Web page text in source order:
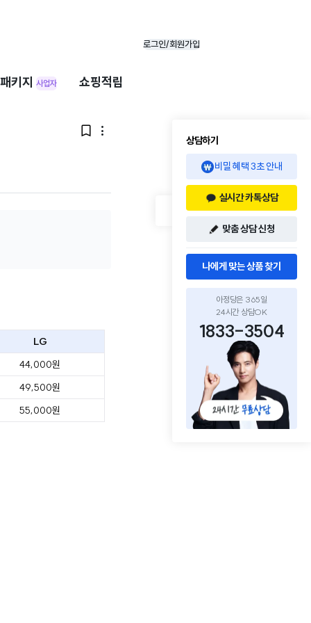
로그인/회원가입
키지 사업자 쇼핑적립
 
LG
44,000원
49,500원
55,000원
상담하기
비밀 혜택 3초 안내
실시간 카톡상담
맞춤 상담 신청
나에게 맞는 상품 찾기
아정당은 365일
24시간 상담OK
1833-3504